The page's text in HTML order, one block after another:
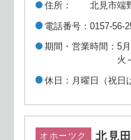
住所
北見市端
電話番号
0157-56-
期間・営業時間
5
火
休日
月曜日（祝日
オホーツク
北見